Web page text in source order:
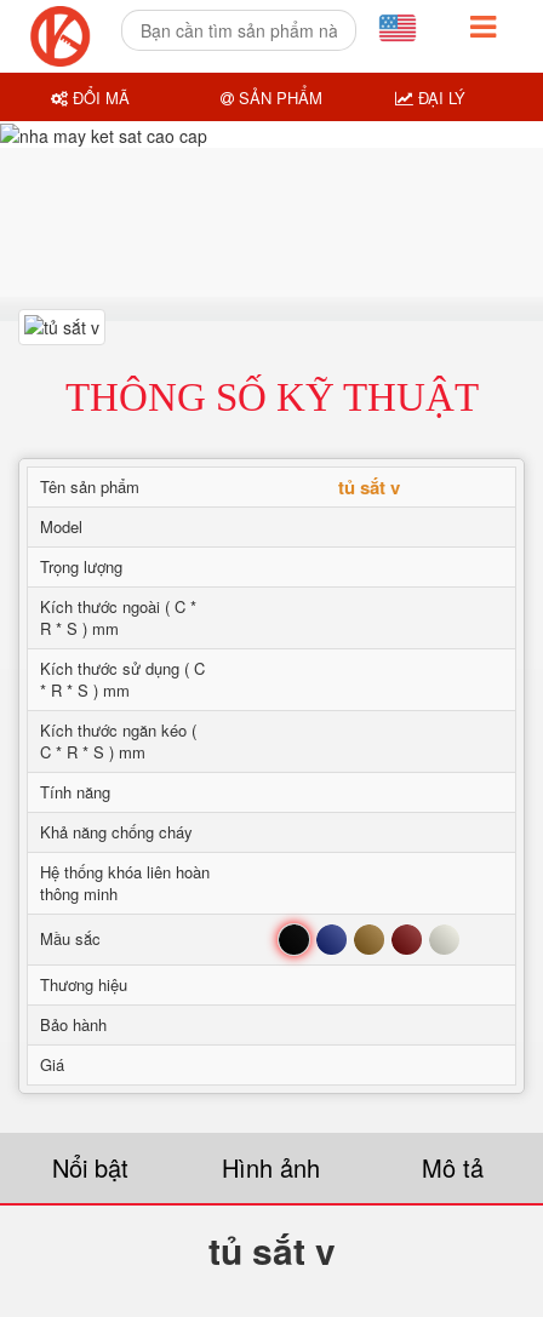
THÔNG SỐ KỸ THUẬT
Tên sản phẩm tủ sắt v
Model
Trọng lượng
Kích thước ngoài ( C *
R * S ) mm
Kích thước sử dụng ( C
* R * S ) mm
Kích thước ngăn kéo (
C * R * S ) mm
Tính năng
Khả năng chống cháy
Hệ thống khóa liên hoàn
thông minh
Mầu sắc
Đen Xanh Nâu Đỏ Trắng
Thương hiệu
Bảo hành
Giá
Nổi bật Hình ảnh Mô tả
tủ sắt v
ĐỔI MÃ SẢN PHẨM ĐẠI LÝ